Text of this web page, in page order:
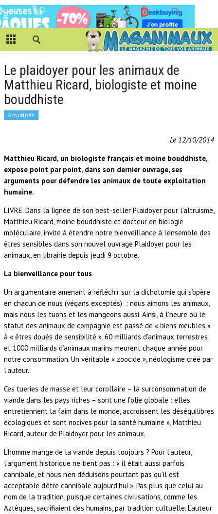
Le plaidoyer pour les animaux de
Matthieu Ricard, biologiste et moine
bouddhiste
Actualités
Le 12/10/2014
Matthieu Ricard, un biologiste français et moine bouddhiste,
expose point par point, dans son dernier ouvrage, ses
arguments pour défendre les animaux de toute exploitation
humaine.
LIVRE. Dans la lignée de son best-seller Plaidoyer pour l’altruisme,
Matthieu Ricard, moine bouddhiste et docteur en biologie
moléculaire, invite à étendre notre bienveillance à l’ensemble des
êtres sensibles dans son nouvel ouvrage Plaidoyer pour les
animaux, en librairie depuis jeudi 9 octobre.
La bienveillance pour tous
Un argumentaire amenant à réfléchir sur la dichotomie qui s’opère
en chacun de nous (végans exceptés) : nous aimons les animaux,
mais nous les tuons et les mangeons aussi. Ainsi, à l’heure où le
statut des animaux de compagnie est passé de « biens meubles »
à « êtres doués de sensibilité », 60 milliards d’animaux terrestres
et 1000 milliards d’animaux marins meurent chaque année pour
notre consommation. Un véritable « zoocide », néologisme créé par
l’auteur.
Ces tueries de masse et leur corollaire – la surconsommation de
viande dans les pays riches – sont une folie globale : elles
entretiennent la faim dans le monde, accroissent les déséquilibres
écologiques et sont nocives pour la santé humaine », Matthieu
Ricard, auteur de Plaidoyer pour les animaux.
L’homme mange de la viande depuis toujours ? Pour l’auteur,
l’argument historique ne tient pas : « il était aussi parfois
cannibale, et nous n’en déduisons pourtant pas qu’il est
acceptable d’être cannibale aujourd’hui ». Pas plus que celui au
nom de la tradition, puisque certaines civilisations, comme les
Aztèques, sacrifiaient des humains, par tradition cultuelle. L’auteur